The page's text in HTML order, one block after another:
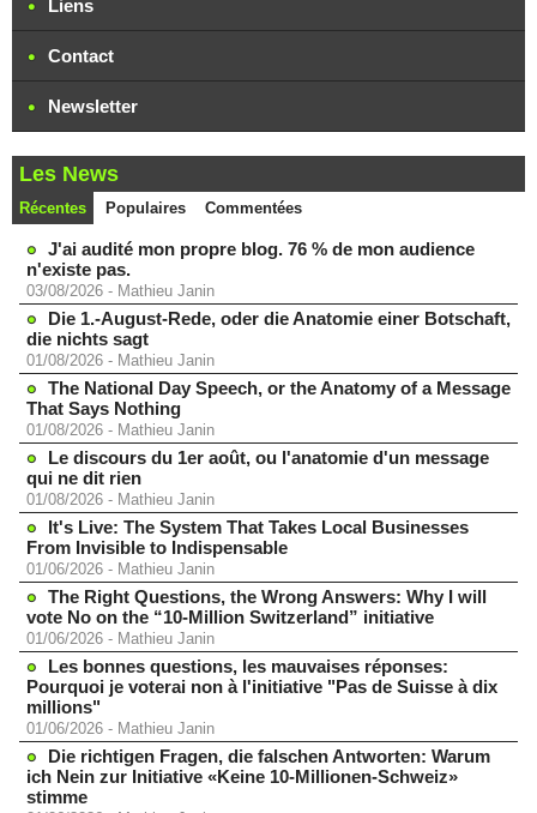
Liens
Contact
Newsletter
Les News
Récentes Populaires Commentées
J'ai audité mon propre blog. 76 % de mon audience
n'existe pas.
03/08/2026 - Mathieu Janin
Die 1.-August-Rede, oder die Anatomie einer Botschaft,
die nichts sagt
01/08/2026 - Mathieu Janin
The National Day Speech, or the Anatomy of a Message
That Says Nothing
01/08/2026 - Mathieu Janin
Le discours du 1er août, ou l'anatomie d'un message
qui ne dit rien
01/08/2026 - Mathieu Janin
It's Live: The System That Takes Local Businesses
From Invisible to Indispensable
01/06/2026 - Mathieu Janin
The Right Questions, the Wrong Answers: Why I will
vote No on the “10-Million Switzerland” initiative
01/06/2026 - Mathieu Janin
Les bonnes questions, les mauvaises réponses:
Pourquoi je voterai non à l'initiative "Pas de Suisse à dix
millions"
01/06/2026 - Mathieu Janin
Die richtigen Fragen, die falschen Antworten: Warum
ich Nein zur Initiative «Keine 10-Millionen-Schweiz»
stimme